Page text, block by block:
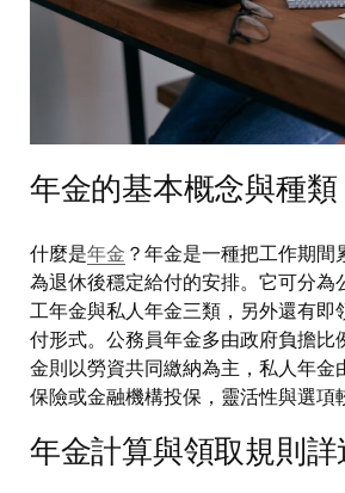
年金的基本概念與種類
什麼是年金 ？年金是一種把工作期間
為退休後穩定給付的安排。它可分為
工年金與私人年金三類，另外還有即
付形式。公務員年金多由政府負擔比
金則以勞資共同繳納為主，私人年金
保險或金融機構投保，靈活性與選項
年金計算與領取規則詳